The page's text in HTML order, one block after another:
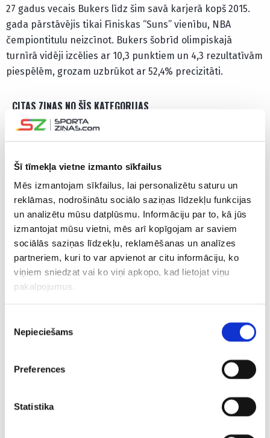
Šī tīmekļa vietne izmanto sīkfailus
Mēs izmantojam sīkfailus, lai personalizētu saturu un
reklāmas, nodrošinātu sociālo saziņas līdzekļu funkcijas
un analizētu mūsu datplūsmu. Informāciju par to, kā jūs
izmantojat mūsu vietni, mēs arī kopīgojam ar saviem
sociālās saziņas līdzekļu, reklamēšanas un analīzes
partneriem, kuri to var apvienot ar citu informāciju, ko
viņiem sniedzat vai ko viņi apkopo, kad lietojat viņu
pakalpojumus.
izvēle
Nepieciešams
Preferences
Statistika
27 gadus vecais Bukers līdz šim savā karjerā kopš 2015.
gada pārstāvējis tikai Fīniskas “Suns” vienību, NBA
čempiontitulu neizcīnot. Bukers šobrīd olimpiskajā
turnīrā vidēji izcēlies ar 10,3 punktiem un 4,3 rezultatīvām
piespēlēm, grozam uzbrūkot ar 52,4% precizitāti.
CITAS ZIŅAS NO ŠĪS KATEGORIJAS
Kaimiņiem vēl
lielākas problēmas?
Lietuvas izlase pulcē
visai “šķidru” sastāvu
“Rīgas Zeļļi”
pirmssezonā arī
aizvadīs spēli ar
Eirolīgas klubu
“Šāva
pa mūsu
Mejeris
spēles ar
klubu